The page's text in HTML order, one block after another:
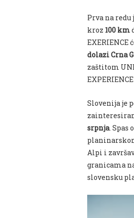
Prva na redu
kroz 100 km
EXERIENCE
dolazi Crna
zaštitom
Slovenija je
srpnja. Spas
Alpi i
granicama
slovensku